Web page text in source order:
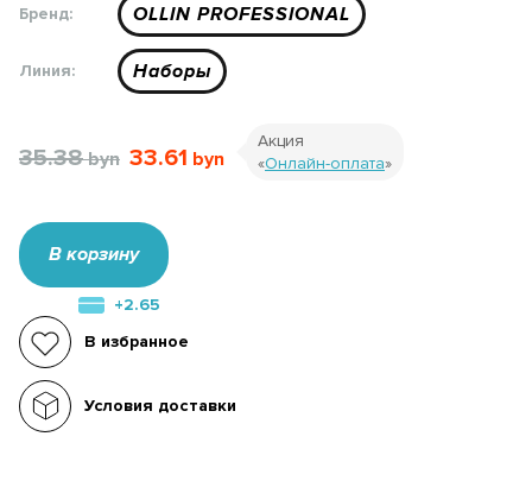
Бренд: OLLIN PROFESSIONAL
Линия: Наборы
35.38 33.61
Акция
«Онлайн-оплата»
В корзину
+2.65
В избранное
Условия доставки